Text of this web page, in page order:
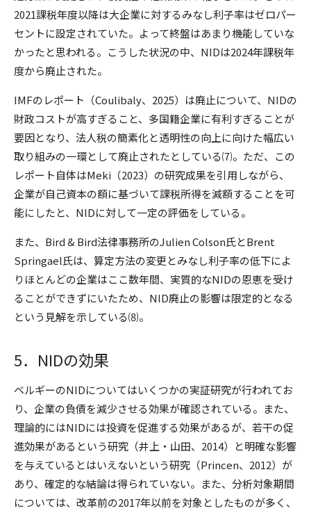
2021課税年度以降は大企業に対するみなし利子率はゼロパー
セントに設定されていた。よって終盤はあまり機能していな
かったと思われる。こうした状況の中、NIDは2024年課税年
度から廃止された。
IMFのレポート（Coulibaly、2025）は廃止について、NIDの
財政コストが高すぎること、多国籍企業に有利すぎることが
要因となり、法人税の簡素化と透明性の向上に向けた幅広い
取り組みの一環として廃止されたとしている⑺。ただ、この
レポート自体はMeki（2023）の研究成果を引用しながら、
企業が自己資本の額に基づいて課税所得を減額することを可
能にしたと、NIDに対して一定の評価をしている。
また、Bird & Bird法律事務所のJulien Colson氏とBrent
Springael氏は、算定方法の変更とみなし利子率の低下によ
りほとんどの企業はここ数年間、実質的なNIDの恩恵を受け
ることができずにいたため、NID廃止の影響は限定的となる
という見解を示している⑻。
5．NIDの効果
ベルギーのNIDについてはいくつかの実証研究が行われてお
り、企業の負債を減少させる効果が確認されている。また、
理論的にはNIDには投資を促進する効果があるが、若干の促
進効果があるという研究（井上・山田、2014）と明確な影響
を与えているとはいえないという研究（Princen、2012）が
あり、確定的な結論は得られていない。また、分析対象期間
については、改革前の2017年以前を対象としたものが多く、